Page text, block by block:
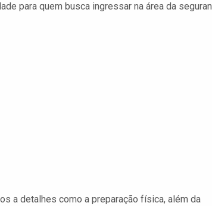
para quem busca ingressar na área da
a detalhes como a preparação física, além da